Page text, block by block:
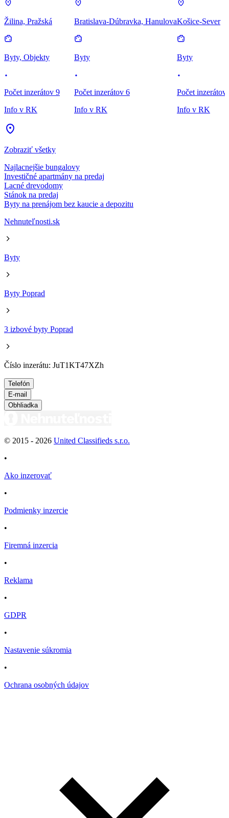
Žilina, Pražská
Byty, Objekty
Počet inzerátov 9
Info v RK
Bratislava-Dúbravka, Hanulova
Byty
Počet inzerátov 6
Info v RK
Košice-Sever
Byty
Počet inzerátov
Info v RK
Zobraziť všetky
Najlacnejšie bungalovy
Investičné apartmány na predaj
Lacné drevodomy
Stánok na predaj
Byty na prenájom bez kaucie a depozitu
Nehnuteľnosti.sk
Byty
Byty Poprad
3 izbové byty Poprad
Číslo inzerátu: JuT1KT47XZh
Telefón
E-mail
Obhliadka
© 2015 - 2026 United Classifieds s.r.o.
•
Ako inzerovať
•
Podmienky inzercie
•
Firemná inzercia
•
Reklama
•
GDPR
•
Nastavenie súkromia
•
Ochrana osobných údajov